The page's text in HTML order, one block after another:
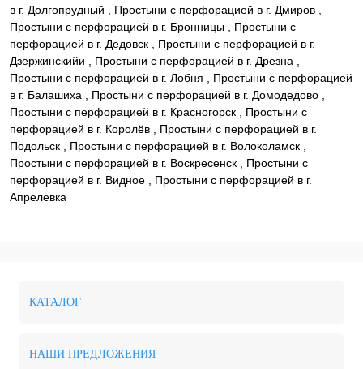
в г. Долгопрудный , Простыни с перфорацией в г. Дмиров ,
Простыни с перфорацией в г. Бронницы , Простыни с
перфорацией в г. Дедовск , Простыни с перфорацией в г.
Дзержинскийи , Простыни с перфорацией в г. Дрезна ,
Простыни с перфорацией в г. Лобня , Простыни с перфорацией
в г. Балашиха , Простыни с перфорацией в г. Домодедово ,
Простыни с перфорацией в г. Красногорск , Простыни с
перфорацией в г. Королёв , Простыни с перфорацией в г.
Подольск , Простыни с перфорацией в г. Волоколамск ,
Простыни с перфорацией в г. Воскресенск , Простыни с
перфорацией в г. Видное , Простыни с перфорацией в г.
Апрелевка
КАТАЛОГ
НАШИ ПРЕДЛОЖЕНИЯ